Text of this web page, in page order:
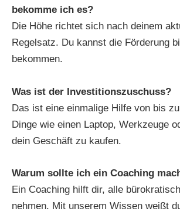
bekomme ich es?
Die Höhe richtet sich nach deinem
Regelsatz. Du kannst die Förderung
bekommen.
Was ist der Investitionszuschuss?
Das ist eine einmalige Hilfe von bis
Dinge wie einen Laptop, Werkzeuge
dein Geschäft zu kaufen.
Warum sollte ich ein Coaching
Ein Coaching hilft dir, alle
nehmen. Mit unserem Wissen weißt